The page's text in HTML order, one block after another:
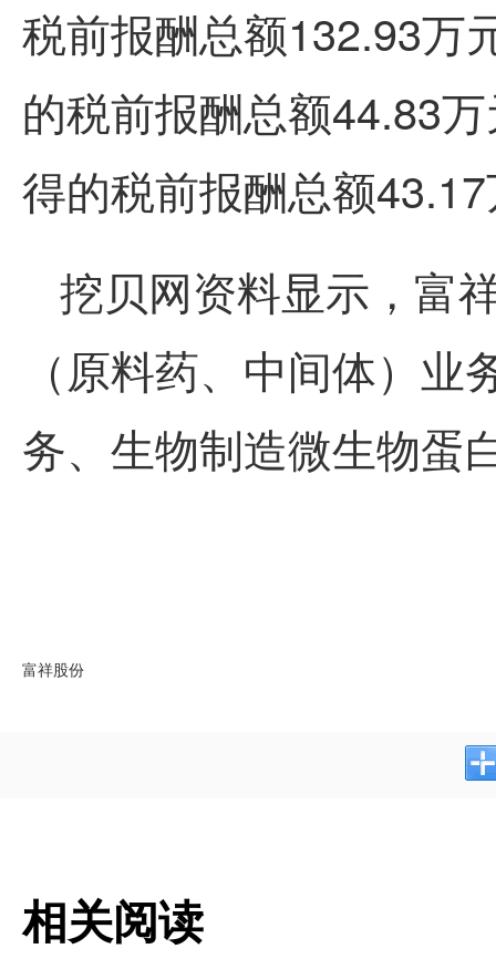
税前报酬总额132.93万
的税前报酬总额44.83
得的税前报酬总额
挖贝网资料显示，富
（原料药、中间体）
务、生物制造微生物蛋
富祥股份
相关阅读